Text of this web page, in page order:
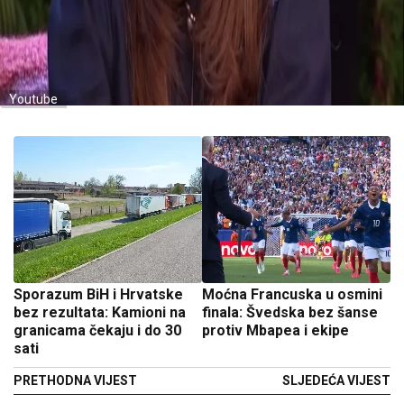
Youtube
Sporazum BiH i Hrvatske
bez rezultata: Kamioni na
granicama čekaju i do 30
sati
PRETHODNA VIJEST
Moćna Francuska u osmini
finala: Švedska bez šanse
protiv Mbapea i ekipe
SLJEDEĆA VIJEST